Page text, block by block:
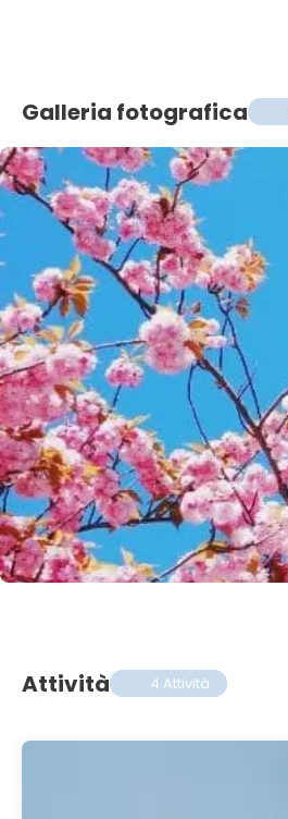
Galleria fotografica
Attività 4 Attività